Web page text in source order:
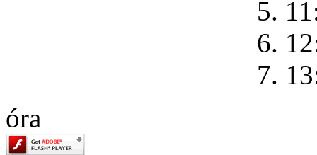
5.
6.
7.
óra